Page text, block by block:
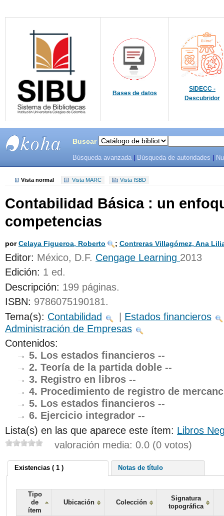
Bases de datos
SIDECC -
Descubridor
SISTEMAS
DE
BIBLIOTECAS
UNICOC
Buscar
Búsqueda avanzada Búsqueda de autoridades
Vista normal Vista MARC Vista ISBD
Contabilidad Básica : un
competencias
porCelaya Figueroa, Roberto ; Contreras Villagómez, Ana
Editor: México, D.F. Cengage Learning 2013
Edición: 1 ed.
Descripción: 199 páginas.
ISBN: 9786075190181.
Tema(s): Contabilidad
Estados financieros
Administración de Empresas
Contenidos:
5. Los estados financieros --
2. Teoría de la partida doble --
3. Registro en libros --
4. Procedimiento de registro de
5. Los estados financieros --
6. Ejercicio integrador --
Lista(s) en las que aparece este ítem: Libros
valoración media: 0.0 (0 votos)
Existencias ( 1 ) Notas de título
Tipo
de
ítem
Ubicación Colección
Signatura
topográfica